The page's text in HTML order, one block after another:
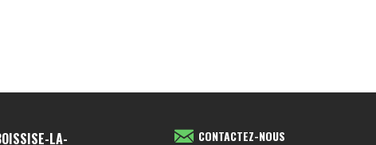
LA- CONTACTEZ-NOUS